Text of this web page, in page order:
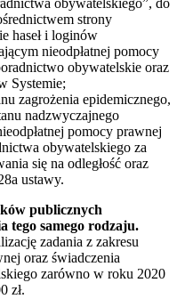
obywatelskiego”, do
strony
haseł i loginów
nieodpłatnej pomocy
obywatelskie oraz
Systemie;
zagrożenia epidemicznego,
nadzwyczajnego
pomocy prawnej
obywatelskiego za
się na odległość oraz
ustawy.
publicznych
tego samego rodzaju.
zadania z zakresu
oraz świadczenia
zarówno w roku 2020
zł.